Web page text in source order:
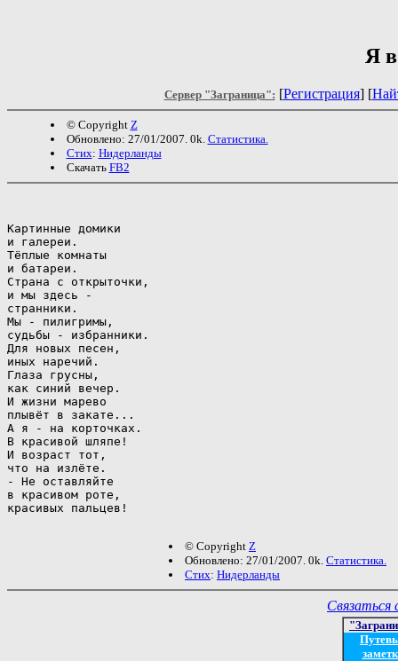
Я
Сервер "Заграница": [Регистрация] [
© Copyright Z
Обновлено: 27/01/2007. 0k. Статистика.
Стих: Нидерланды
Скачать FB2
Картинные домики
и галереи.
Тёплые комнаты
и батареи.
Страна с открыточки,
и мы здесь -
странники.
Мы - пилигримы,
судьбы - избранники.
Для новых песен,
иных наречий.
Глаза грусны,
как синий вечер.
И жизни марево
плывёт в закате...
А я - на корточках.
В красивой шляпе!
И возраст тот,
что на излёте.
- Не оставляйте
в красивом роте,
красивых пальцев!
© Copyright Z
Обновлено: 27/01/2007. 0k. Статистика.
Стих: Нидерланды
Связаться